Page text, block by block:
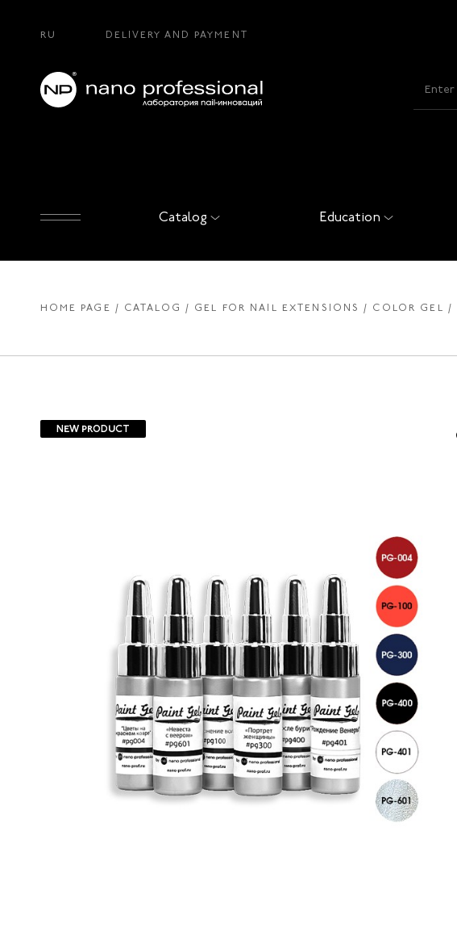
RU DELIVERY AND PAYMENT
Catalog Education
HOME PAGE CATALOG GEL FOR NAIL EXTENSIONS COLOR GEL
NEW PRODUCT